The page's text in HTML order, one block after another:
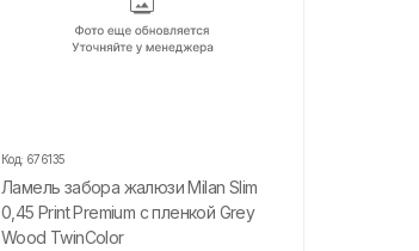
Код: 676135
Ламель забора жалюзи Milan Slim
0,45 Print Premium с пленкой Grey
Wood TwinColor